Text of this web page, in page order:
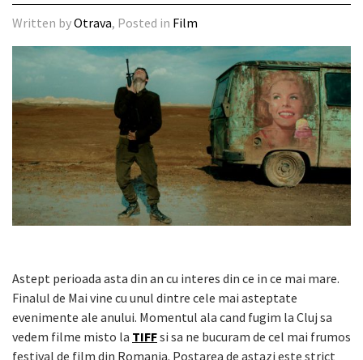
Written byOtrava, Posted in Film
Astept perioada asta din an cu interes din ce in ce mai mare.
Finalul de Mai vine cu unul dintre cele mai asteptate
evenimente ale anului. Momentul ala cand fugim la Cluj sa
vedem filme misto la TIFFsi sa ne bucuram de cel mai frumos
festival de film din Romania. Postarea de astazi este strict